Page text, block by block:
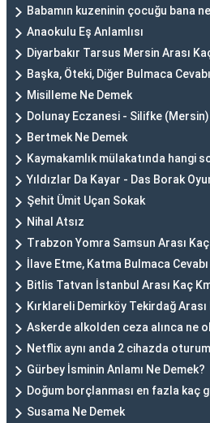
Babamın kuzeninin çocuğu bana
Anaokulu Eş Anlamlısı
Diyarbakır Tarsus Mersin Arası
Başka, Öteki, Diğer Bulmaca Cevabı
Misilleme Ne Demek
Dolunay Eczanesi - Silifke (Mersin)
Bertmek Ne Demek
Kaymakamlık mülakatında hangi
Yıldızlar Da Kayar - Das Borak
Şehit Ümit Uçan Sokak
Nihal Atsız
Trabzon Yomra Samsun Arası
İlave Etme, Katma Bulmaca Cevabı
Bitlis Tatvan İstanbul Arası Kaç
Kırklareli Demirköy Tekirdağ Arası
Askerde alkolden ceza alınca ne
Netflix aynı anda 2 cihazda oturum
Gürbey İsminin Anlamı Ne Demek?
Doğum borçlanması en fazla kaç
Susama Ne Demek